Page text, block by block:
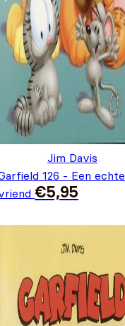
Jim Davis
126 - Een echte
€5,95